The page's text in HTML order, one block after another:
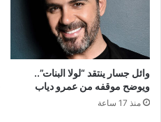
وائل جسار ينتقد “لولا البنات”..
ويوضح موقفه من عمرو دياب
منذ 17 ساعة